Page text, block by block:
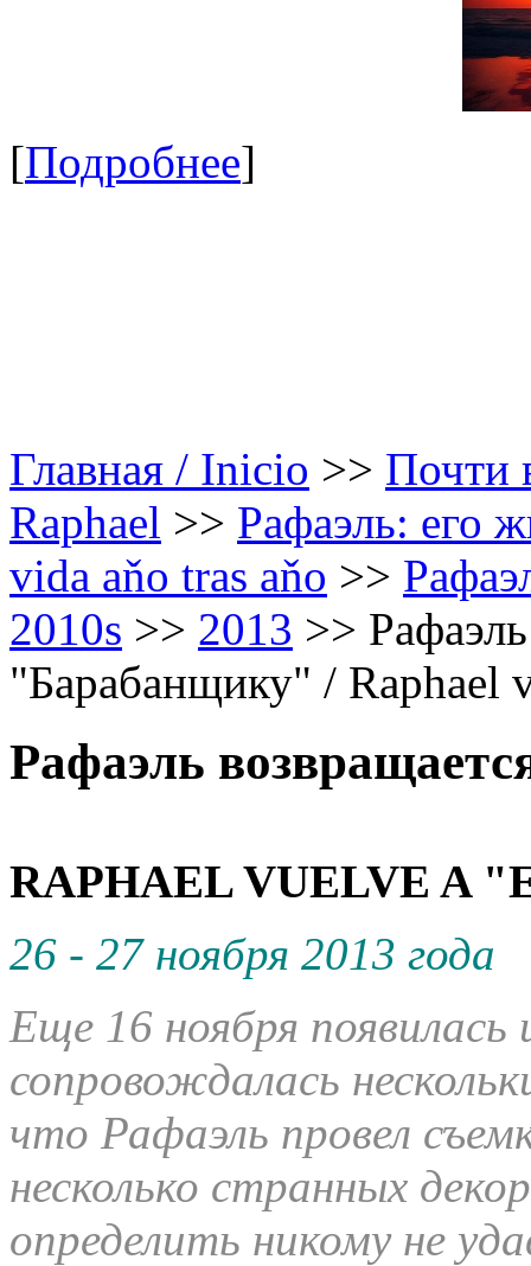
[Подробнее]
Главная / Inicio >> Почти
Raphael >> Рафаэль: его
vida aňo tras aňo >>
2010s >> 2013 >>
"Барабанщику" / Raphael
Рафаэль
RAPHAEL VUELVE A
26 - 27 ноября 2013 года
Еще 16 ноября
сопровождалась
что Рафаэль провел
несколько странных
определить никому не